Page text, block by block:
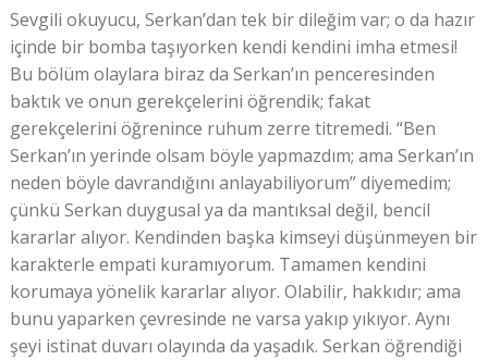
Sevgili okuyucu, Serkan’dan tek bir dileğim var; o da hazır
içinde bir bomba taşıyorken kendi kendini imha etmesi!
Bu bölüm olaylara biraz da Serkan’ın penceresinden
baktık ve onun gerekçelerini öğrendik; fakat
gerekçelerini öğrenince ruhum zerre titremedi. “Ben
Serkan’ın yerinde olsam böyle yapmazdım; ama Serkan’ın
neden böyle davrandığını anlayabiliyorum” diyemedim;
çünkü Serkan duygusal ya da mantıksal değil, bencil
kararlar alıyor. Kendinden başka kimseyi düşünmeyen bir
karakterle empati kuramıyorum. Tamamen kendini
korumaya yönelik kararlar alıyor. Olabilir, hakkıdır; ama
bunu yaparken çevresinde ne varsa yakıp yıkıyor. Aynı
şeyi istinat duvarı olayında da yaşadık. Serkan öğrendiği